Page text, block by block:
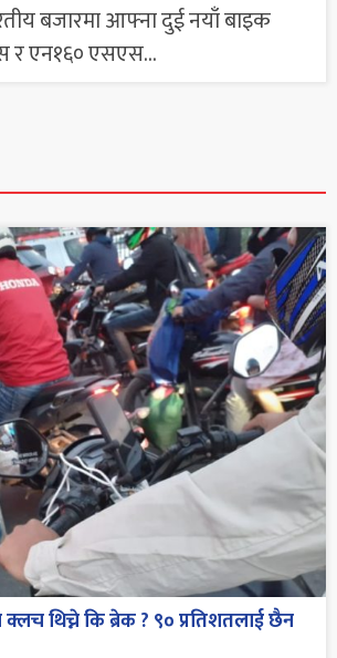
बजारमा आफ्ना दुई नयाँ बाइक
र एन१६० एसएस...
क्लच थिच्ने कि ब्रेक ? ९० प्रतिशतलाई छैन